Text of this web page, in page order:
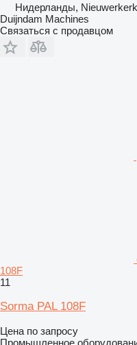
Нидерланды,
Duijndam Machines
Связаться с продавцом
108F
11
Sorma PAL 108F
Цена по запросу
Промышленное